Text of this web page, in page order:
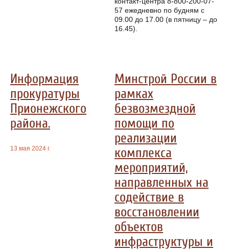
57 ежедневно по будням с
09.00 до 17.00 (в пятницу – до
16.45).
Информация
прокуратуры
Прионежского
района.
13 мая 2024 г.
Минстрой России в
рамках
безвозмездной
помощи по
реализации
комплекса
мероприятий,
направленных на
содействие в
восстановлении
объектов
инфраструктуры и